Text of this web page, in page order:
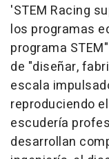
'STEM Racing
los programas
programa
de "diseñar,
escala
reproduciendo
escudería
desarrollan